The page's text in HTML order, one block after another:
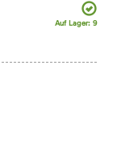
Auf Lager: 9